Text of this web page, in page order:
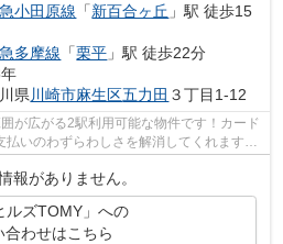
小田原線 「新百合ヶ丘 」駅 徒歩15
多摩線 「栗平 」駅 徒歩22分
県 川崎市麻生区五力田 ３丁目1-12
が広がる2駅利用可能な物件です！カード
いのわずらわしさを解消してくれます！
報がありません。
ルズTOMY」への
合わせはこちら